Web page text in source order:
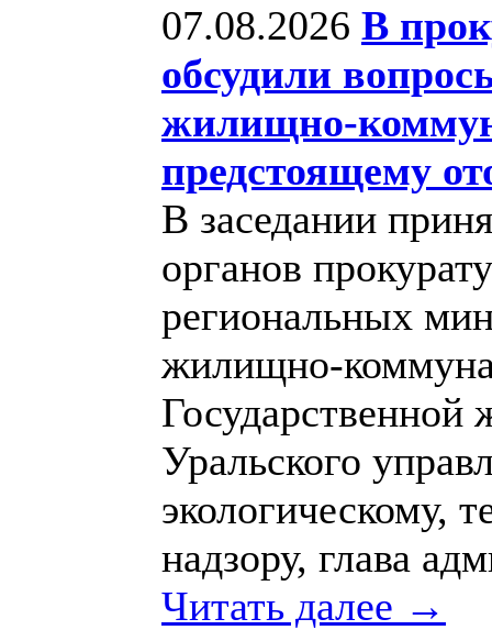
07.08.2026 В
обсудили
жилищно-
предстоящему
В заседании
органов
региональных
жилищно-
Уральского
экологическому,
надзору, глава
Читать далее →